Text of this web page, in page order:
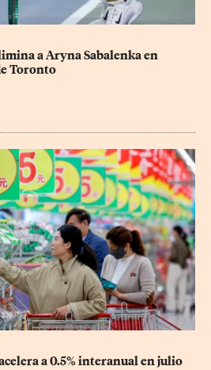
a Aryna Sabalenka en
Toronto
a 0.5% interanual en julio